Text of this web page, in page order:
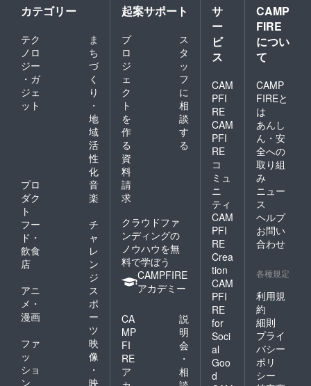
カテゴリー
テク
ノロ
ジー
・ガ
ジェ
ット
ま
ち
づ
く
り
・
地
域
活
性
化
プロ
ダク
ト
音
楽
フー
ド・
飲食
店
チ
ャ
レ
ン
ジ
アニ
メ・
漫画
ス
ポ
ー
ツ
ファ
ッ
ショ
ン
映
像
・
映
起案サポート
プ
ロ
ジ
ェ
ク
ト
を
作
る
ス
タ
ッ
フ
に
相
談
す
る
資
料
請
求
クラウドファ
ンディングの
ノウハウを無
料で学ぼう
CAMPFIRE
アカデミー
CA
MP
FI
RE
ア
説
明
会
・
相
サ
ー
ビ
ス
CAM
PFI
RE
CAM
PFI
RE
コ
ミュ
ニ
ティ
CAM
PFI
RE
Crea
tion
CAM
PFI
RE
for
Soci
al
Goo
d
CAMP
FIRE
につい
て
CAMP
FIREと
は
あんし
ん・安
全への
取り組
み
ニュー
ス
ヘルプ
お問い
合わせ
各種規定
利用規
約
細則
プライ
バシー
ポリ
シー